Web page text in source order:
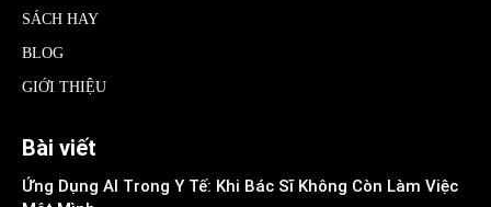
SÁCH HAY
BLOG
GIỚI THIỆU
Bài viết
Ứng Dụng AI Trong Y Tế: Khi Bác Sĩ Không Còn Làm Việc